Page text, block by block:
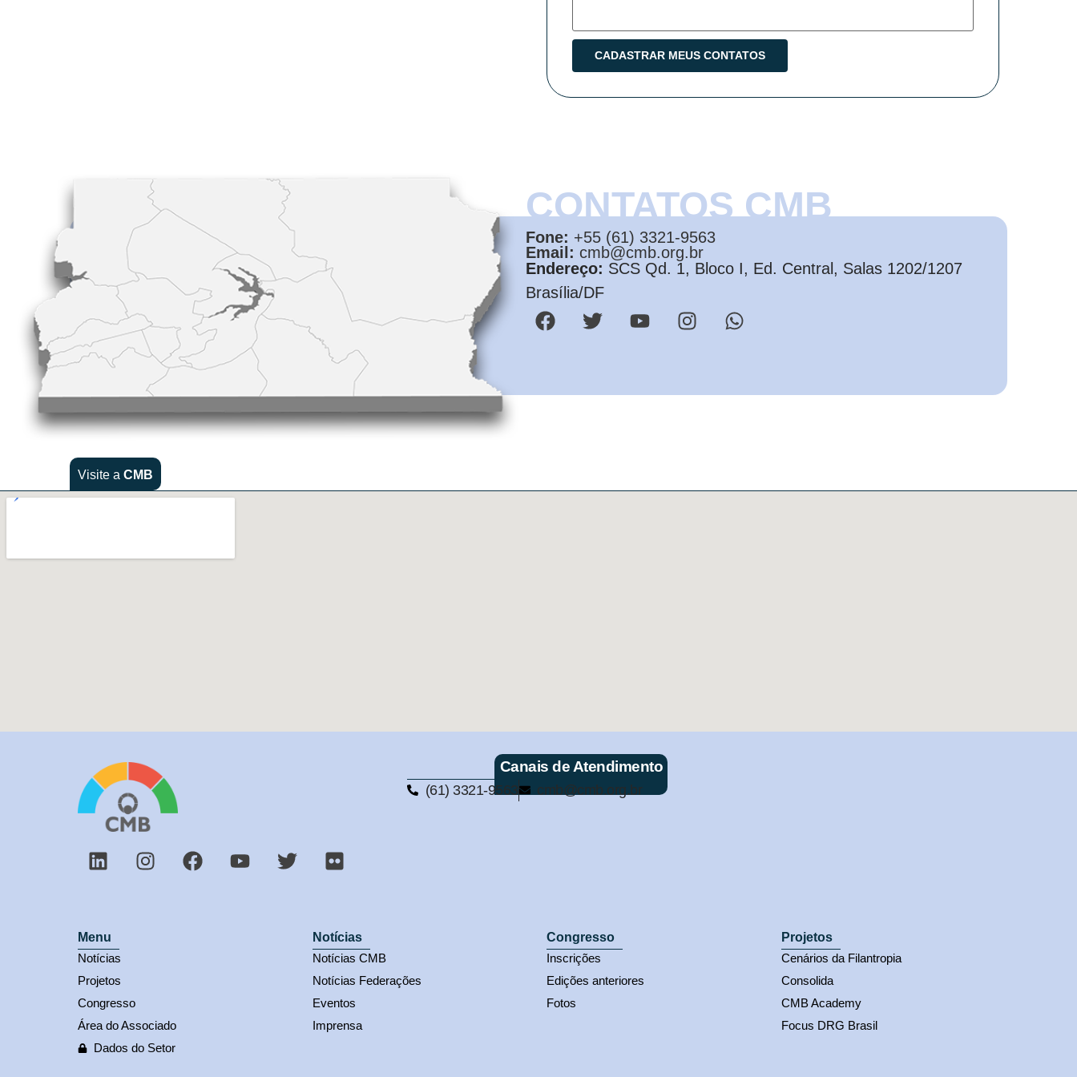
CONTATOS CMB
Fone: +55 (61) 3321-9563
Email: cmb@cmb.org.br
Endereço: SCS Qd. 1, Bloco I, Ed. Central, Salas 1202/1207
Brasília/DF
Visite a CMB
Canais de Atendimento
(61) 3321-9563 cmb@cmb.org.br
Menu
Notícias
Projetos
Congresso
Área do Associado
Dados do Setor
Notícias
Notícias CMB
Notícias Federações
Eventos
Imprensa
Congresso
Inscrições
Edições anteriores
Fotos
Projetos
Cenários da Filantropia
Consolida
CMB Academy
Focus DRG Brasil